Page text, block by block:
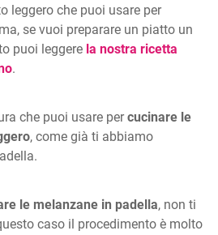
leggero che puoi usare per
se vuoi preparare un piatto un
puoi leggere la nostra ricetta
.
che puoi usare percucinare le
, come già ti abbiamo
le melanzane in padella, non ti
caso il procedimento è molto